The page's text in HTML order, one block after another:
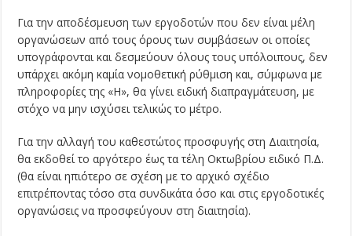
Για την αποδέσμευση των εργοδοτών που δεν είναι μέλη
οργανώσεων από τους όρους των συμβάσεων οι οποίες
υπογράφονται και δεσμεύουν όλους τους υπόλοιπους, δεν
υπάρχει ακόμη καμία νομοθετική ρύθμιση και, σύμφωνα με
πληροφορίες της «Η», θα γίνει ειδική διαπραγμάτευση, με
στόχο να μην ισχύσει τελικώς το μέτρο.
Για την αλλαγή του καθεστώτος προσφυγής στη Διαιτησία,
θα εκδοθεί το αργότερο έως τα τέλη Οκτωβρίου ειδικό Π.Δ.
(θα είναι ηπιότερο σε σχέση με το αρχικό σχέδιο
επιτρέποντας τόσο στα συνδικάτα όσο και στις εργοδοτικές
οργανώσεις να προσφεύγουν στη διαιτησία).